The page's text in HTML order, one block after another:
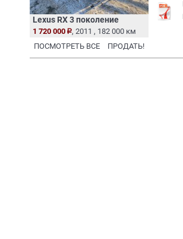
Lexus RX 3 поколение
1 720 000
, 2011 , 182 000 км
ПОСМОТРЕТЬ ВСЕ
ПРОДАТЬ!